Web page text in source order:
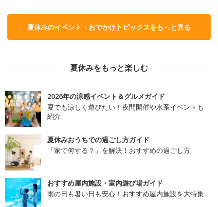
夏休みのイベント・おでかけトピックスをもっと見る
夏休みをもっと楽しむ
2026年の涼感イベント＆グルメガイド
夏でも涼しく遊びたい！夜間開催や水系イベントも
紹介
夏休みおうちでの過ごし方ガイド
「家で何する？」を解決！おすすめの過ごし方
おすすめ屋内施設・室内遊び場ガイド
雨の日も暑い日も安心！おすすめ屋内施設を大特集